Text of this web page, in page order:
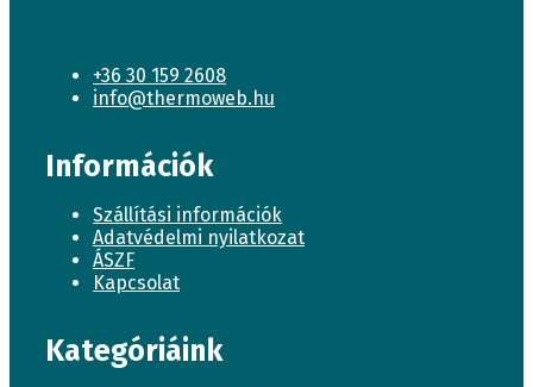
+36 30 159 2608
info@thermoweb.hu
Információk
Szállítási információk
Adatvédelmi nyilatkozat
ÁSZF
Kapcsolat
Kategóriáink